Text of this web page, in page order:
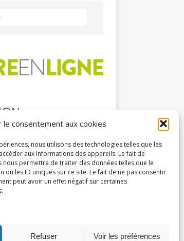
le consentement aux cookies
nous utilisons des technologies telles que les
aux informations des appareils. Le fait de
nous permettra de traiter des données telles que le
ou les ID uniques sur ce site. Le fait de ne pas consentir
peut avoir un effet négatif sur certaines
Refuser Voir les préférences